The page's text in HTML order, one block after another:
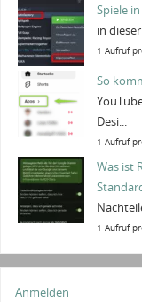
Spiele
in
1 Aufruf
So
Desi...
1 Aufruf
Was ist
1 Aufruf
Anmelden